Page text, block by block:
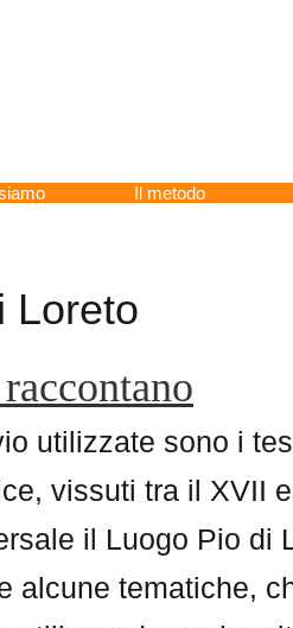
Il metodo
Loreto
utilizzate sono i
vissuti tra il XVII
il Luogo Pio di
alcune tematiche,